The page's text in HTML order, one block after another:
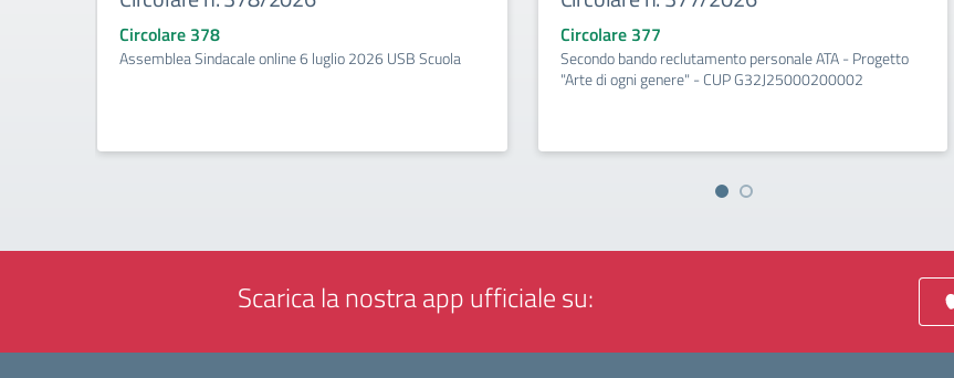
Circolare 378
Assemblea Sindacale online 6 luglio 2026 USB Scuola
Circolare 377
Secondo bando reclutamento personale ATA - Progetto
"Arte di ogni genere" - CUP G32J25000200002
Scarica la nostra app ufficiale su: